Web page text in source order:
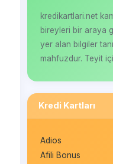
kredikartlari.net
bireyleri bir araya
yer alan bilgiler
mahfuzdur. Teyit
Kredi Kartları
Adios
Afili Bonus